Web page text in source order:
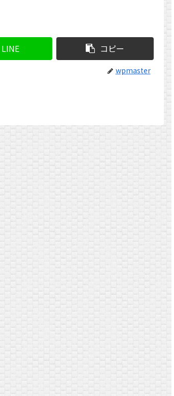
LINE コピー
wpmaster